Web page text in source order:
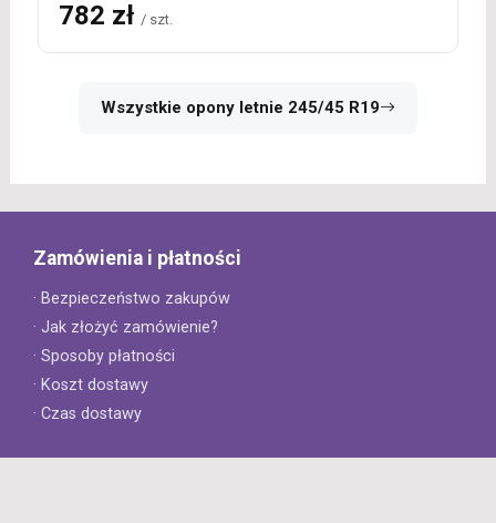
782 zł / szt.
Wszystkie opony letnie 245/45 R19
Zamówienia i płatności
· Bezpieczeństwo zakupów
· Jak złożyć zamówienie?
· Sposoby płatności
· Koszt dostawy
· Czas dostawy